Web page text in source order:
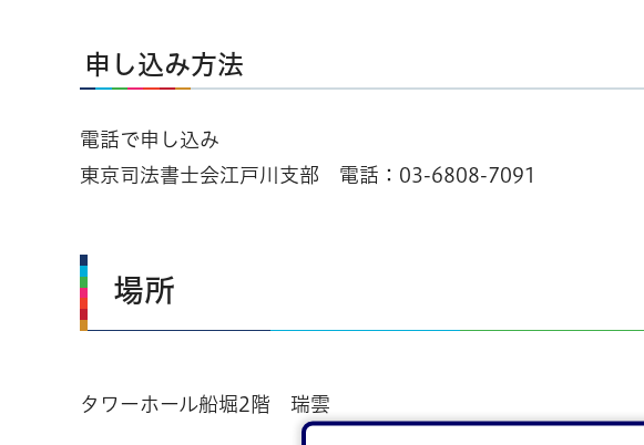
申し込み方法
電話で申し込み
東京司法書士会江戸川支部 電話：03-6808-7091
場所
タワーホール船堀2階 瑞雲